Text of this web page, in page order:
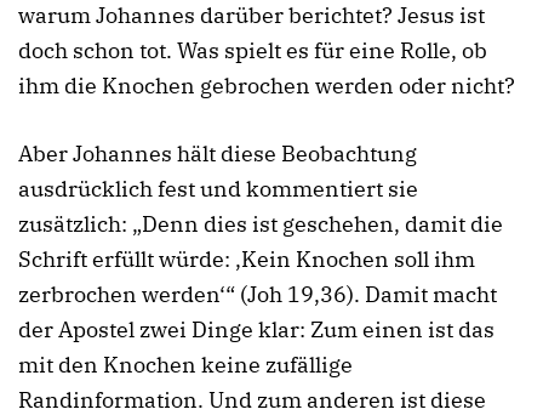
warum Johannes darüber berichtet? Jesus ist
doch schon tot. Was spielt es für eine Rolle, ob
ihm die Knochen gebrochen werden oder nicht?
Aber Johannes hält diese Beobachtung
ausdrücklich fest und kommentiert sie
zusätzlich: „Denn dies ist geschehen, damit die
Schrift erfüllt würde: ‚Kein Knochen soll ihm
zerbrochen werden‘“ (Joh 19,36). Damit macht
der Apostel zwei Dinge klar: Zum einen ist das
mit den Knochen keine zufällige
Randinformation. Und zum anderen ist diese